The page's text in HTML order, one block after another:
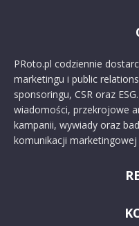
PRoto.pl codziennie
marketingu i public
sponsoringu, CSR oraz
wiadomości, przekrojowe
kampanii, wywiady oraz
komunikacji